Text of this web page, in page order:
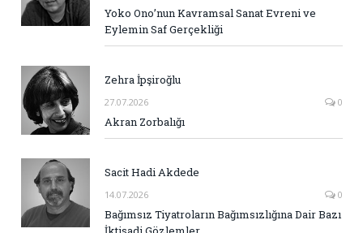
Yoko Ono’nun Kavramsal Sanat Evreni ve
Eylemin Saf Gerçekliği
Zehra İpşiroğlu
27.07.2026 0
Akran Zorbalığı
Sacit Hadi Akdede
14.07.2026 0
Bağımsız Tiyatroların Bağımsızlığına Dair Bazı